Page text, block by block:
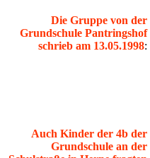
Die Gruppe von der
Grundschule Pantringshof
schrieb am 13.05.1998:
Auch Kinder der 4b der
Grundschule an der